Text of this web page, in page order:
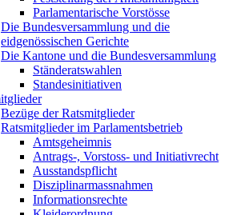
Parlamentarische Vorstösse
Die Bundesversammlung und die
eidgenössischen Gerichte
Die Kantone und die Bundesversammlung
Ständeratswahlen
Standesinitiativen
Bezüge der Ratsmitglieder
Ratsmitglieder im Parlamentsbetrieb
Amtsgeheimnis
Antrags-, Vorstoss- und Initiativrecht
Ausstandspflicht
Disziplinarmassnahmen
Informationsrechte